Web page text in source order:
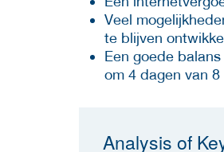
Veel
te blijven
Een goede
om 4 dagen van 8
Analysis of